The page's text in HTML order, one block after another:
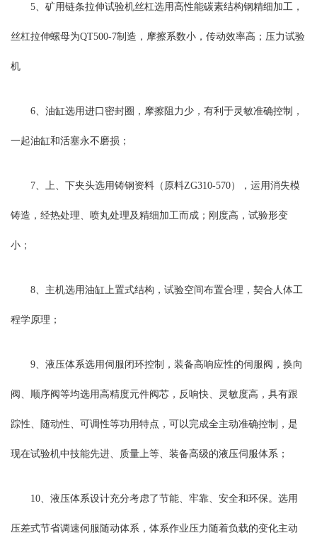
5、矿用链条拉伸试验机丝杠选用高性能碳素结构钢精细加工，
丝杠拉伸螺母为QT500-7制造，摩擦系数小，传动效率高；压力试验
机
6、油缸选用进口密封圈，摩擦阻力少，有利于灵敏准确控制，
一起油缸和活塞永不磨损；
7、上、下夹头选用铸钢资料（原料ZG310-570），运用消失模
铸造，经热处理、喷丸处理及精细加工而成；刚度高，试验形变
小；
8、主机选用油缸上置式结构，试验空间布置合理，契合人体工
程学原理；
9、液压体系选用伺服闭环控制，装备高响应性的伺服阀，换向
阀、顺序阀等均选用高精度元件阀芯，反响快、灵敏度高，具有跟
踪性、随动性、可调性等功用特点，可以完成全主动准确控制，是
现在试验机中技能先进、质量上等、装备高级的液压伺服体系；
10、液压体系设计充分考虑了节能、牢靠、安全和环保。选用
压差式节省调速伺服随动体系，体系作业压力随着负载的变化主动